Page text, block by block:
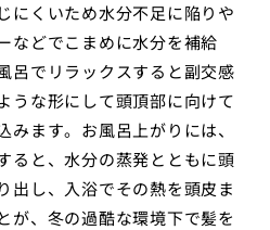
にくいため水分不足に陥りや
などでこまめに水分を補給
呂でリラックスすると副交感
うな形にして頭頂部に向けて
ます。お風呂上がりには、
ると、水分の蒸発とともに頭
出し、入浴でその熱を頭皮ま
が、冬の過酷な環境下で髪を